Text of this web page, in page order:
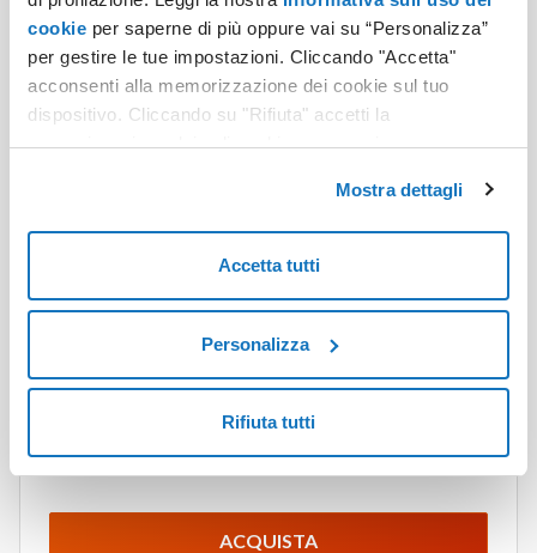
cookie per saperne di più oppure vai su “Personalizza”
per gestire le tue impostazioni. Cliccando "Accetta"
acconsenti alla memorizzazione dei cookie sul tuo
dispositivo. Cliccando su "Rifiuta" accetti la
memorizzazione dei soli cookie necessari.
Mostra dettagli
Accetta tutti
Personalizza
Rifiuta tutti
Softaculous App Installer
Hyper Hosting Gestito per WordPress
Un cloud Hosting gestito con CPU e RAM dedicate,
WordPress preinstallato, che integra un agente AI e
420,00 € + IVA/ anno
ACQUISTA